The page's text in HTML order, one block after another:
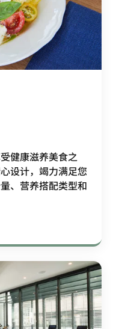
健康滋养美食之
设计，竭力满足您
、营养搭配类型和